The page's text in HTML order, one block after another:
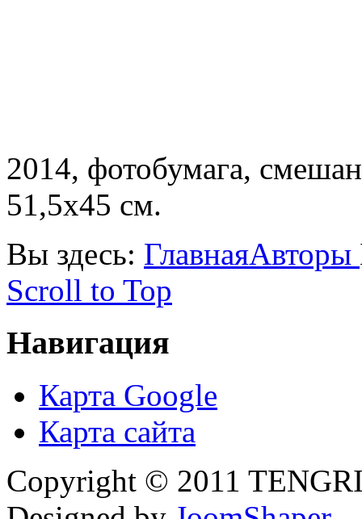
2014, фотобумага,
51,5х45 см.
Вы здесь: ГлавнаяАвторы
Scroll to Top
Навигация
Карта Google
Карта сайта
Copyright © 2011